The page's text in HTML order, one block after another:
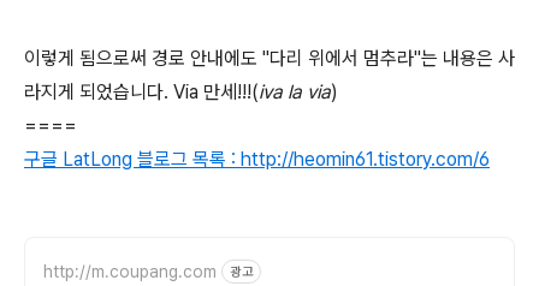
이렇게 됨으로써 경로 안내에도 "다리 위에서 멈추라"는 내용은 사
라지게 되었습니다. Via 만세!!!(iva la via)
====
구글 LatLong 블로그 목록 : http://heomin61.tistory.com/6
http://m.coupang.com 광고